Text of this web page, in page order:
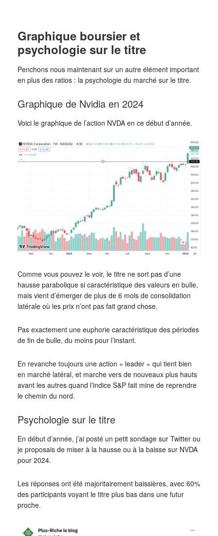
Graphique boursier et
psychologie sur le titre
Penchons nous maintenant sur un autre élément important
en plus des ratios : la psychologie du marché sur le titre.
Graphique de Nvidia en 2024
Voici le graphique de l’action NVDA en ce début d’année.
Comme vous pouvez le voir, le titre ne sort pas d’une
hausse parabolique si caractéristique des valeurs en bulle,
mais vient d’émerger de plus de 6 mois de consolidation
latérale où les prix n’ont pas fait grand chose.
Pas exactement une euphorie caractéristique des périodes
de fin de bulle, du moins pour l’instant.
En revanche toujours une action « leader » qui tient bien
en marché latéral, et marche vers de nouveaux plus hauts
avant les autres quand l’indice S&P fait mine de reprendre
le chemin du nord.
Psychologie sur le titre
En début d’année, j’ai posté un petit sondage sur Twitter ou
je proposais de miser à la hausse ou à la baisse sur NVDA
pour 2024.
Les réponses ont été majoritairement baissières, avec 60%
des participants voyant le titre plus bas dans une futur
proche.